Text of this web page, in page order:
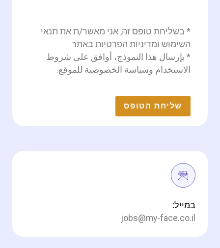
* בשליחת טופס זה, אני מאשר/ת את תנאי
השימוש ומדיניות הפרטיות באתר
* بإرسال هذا النموذج، أوافق على شروط
الاستخدام وسياسة الخصوصية للموقع.
במייל:
jobs@my-face.co.il